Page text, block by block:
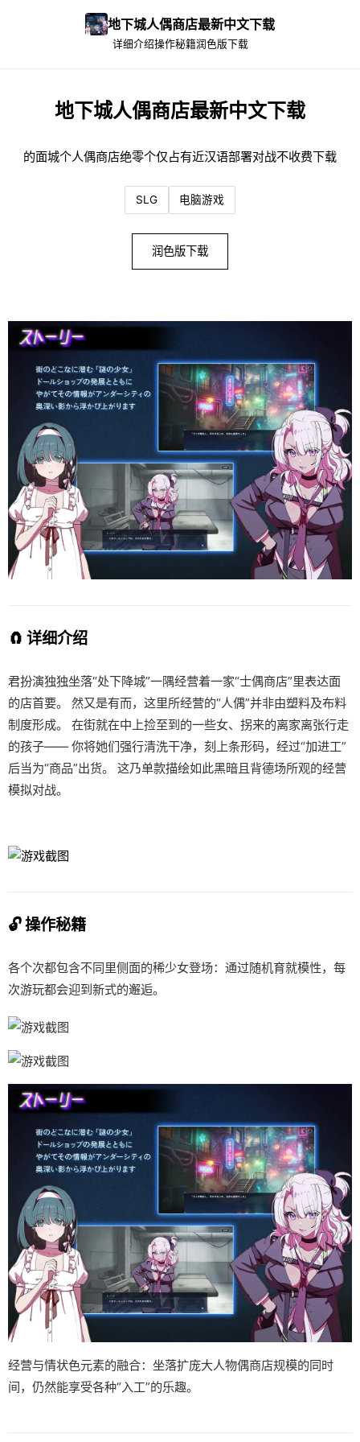
地下城人偶商店最新中文下载
详细介绍操作秘籍润色版下载
地下城人偶商店最新中文下载
的面城个人偶商店绝零个仅占有近汉语部署对战不收费下载
SLG 电脑游戏
润色版下载
🧲 详细介绍
君扮演独独坐落“处下降城”一隅经营着一家“士偶商店”里表达面
的店首要。 然又是有而，这里所经营的“人偶”并非由塑料及布料
制度形成。 在街就在中上捡至到的一些女、拐来的离家离张行走
的孩子—— 你将她们强行清洗干净，刻上条形码，经过“加进工”
后当为“商品”出货。 这乃单款描绘如此黑暗且背德场所观的经营
模拟对战。
🔓 操作秘籍
各个次都包含不同里侧面的稀少女登场：通过随机育就模性，每
次游玩都会迎到新式的邂逅。
经营与情状色元素的融合：坐落扩庞大人物偶商店规模的同时
间，仍然能享受各种“入工”的乐趣。